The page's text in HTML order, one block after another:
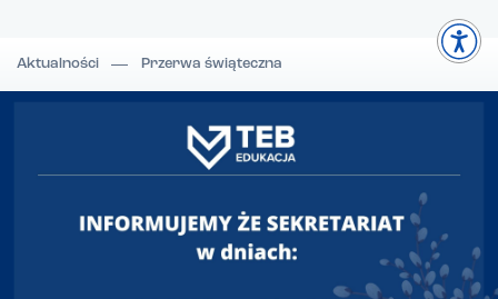
Aktualności Przerwa świąteczna